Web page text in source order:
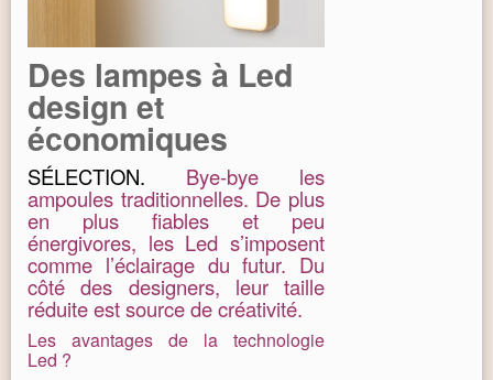
Des lampes à Led
design et
économiques
SÉLECTION. Bye-bye les
ampoules traditionnelles. De plus
en plus fiables et peu
énergivores, les Led s’imposent
comme l’éclairage du futur. Du
côté des designers, leur taille
réduite est source de créativité.
Les avantages de la technologie
Led ?